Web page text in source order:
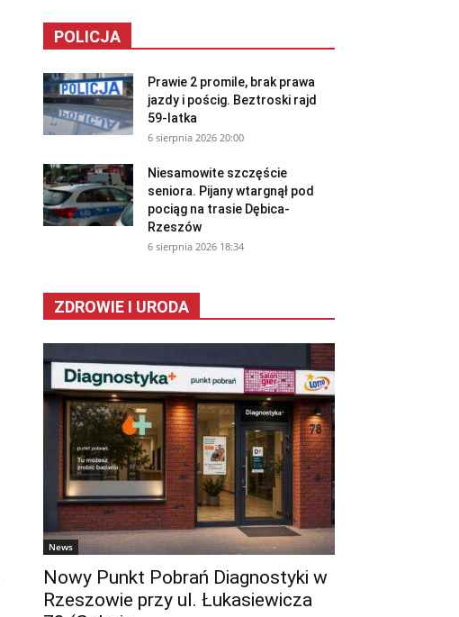
POLICJA
Prawie 2 promile, brak prawa
jazdy i pościg. Beztroski rajd
59-latka
6 sierpnia 2026 20:00
Niesamowite szczęście
seniora. Pijany wtargnął pod
pociąg na trasie Dębica-
Rzeszów
6 sierpnia 2026 18:34
ZDROWIE I URODA
News
Nowy Punkt Pobrań Diagnostyki w
Rzeszowie przy ul. Łukasiewicza